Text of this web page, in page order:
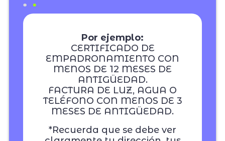
Por ejemplo:
CERTIFICADO DE
EMPADRONAMIENTO CON
MENOS DE 12 MESES DE
ANTIGÜEDAD.
FACTURA DE LUZ, AGUA O
TELÉFONO CON MENOS DE 3
MESES DE ANTIGÜEDAD.
*Recuerda que se debe ver